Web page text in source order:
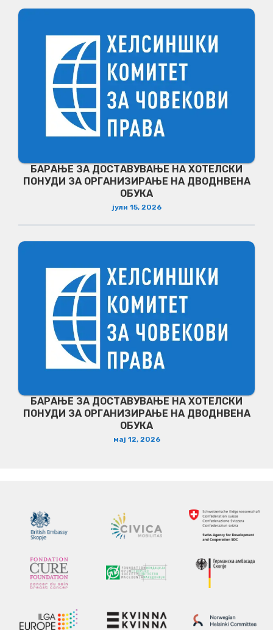
БАРАЊЕ ЗА ДОСТАВУВАЊЕ НA ХОТЕЛСКИ
ПОНУДИ ЗА ОРГАНИЗИРАЊЕ НА ДВОДНВЕНА
ОБУКА
јули 15, 2026
БАРАЊЕ ЗА ДОСТАВУВАЊЕ НA ХОТЕЛСКИ
ПОНУДИ ЗА ОРГАНИЗИРАЊЕ НА ДВОДНВЕНА
ОБУКА
мај 12, 2026